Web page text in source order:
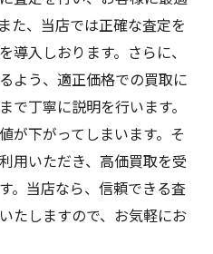
た、当店では正確な査定を
入しおります。さらに、
よう、適正価格での買取に
で丁寧に説明を行います。
が下がってしまいます。そ
用いただき、高価買取を受
。当店なら、信頼できる査
たしますので、お気軽にお